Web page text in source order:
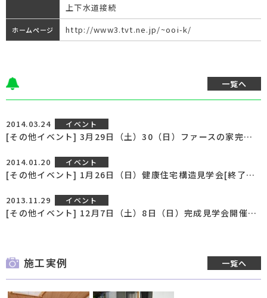
上下水道接続
ホームページ http://www3.tvt.ne.jp/~ooi-k/
一覧へ
2014.03.24 イベント
[その他イベント] 3月29日（土）30（日）ファースの家完成見学会開催！[終了いたしました]
2014.01.20 イベント
[その他イベント] 1月26日（日）健康住宅構造見学会[終了いたしました]
2013.11.29 イベント
[その他イベント] 12月7日（土）8日（日）完成見学会開催！[終了いたしました]
施工実例 一覧へ